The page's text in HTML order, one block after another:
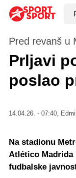
Pred revanš u
Prljavi
poslao
14.04.26. - 07:40,
Na stadionu
Atlético Madrida
fudbalske